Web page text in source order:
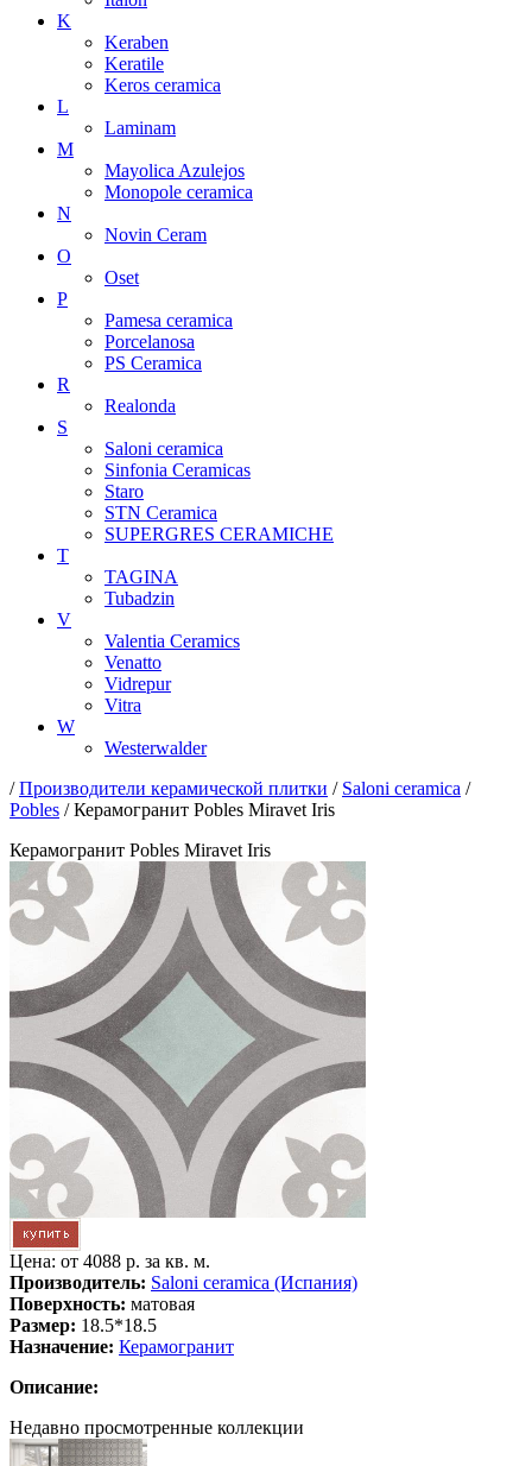
K
Keraben
Keratile
Keros ceramica
L
Laminam
M
Mayolica Azulejos
Monopole ceramica
N
Novin Ceram
O
Oset
P
Pamesa ceramica
Porcelanosa
PS Ceramica
R
Realonda
S
Saloni ceramica
Sinfonia Ceramicas
Staro
STN Ceramica
SUPERGRES CERAMICHE
T
TAGINA
Tubadzin
V
Valentia Ceramics
Venatto
Vidrepur
Vitra
W
Westerwalder
/Производители керамической плитки / Saloni ceramica /
Pobles / Керамогранит Pobles Miravet Iris
Керамогранит Pobles Miravet Iris
Цена: от 4088 р. за кв. м.
Производитель: Saloni ceramica (Испания)
Поверхность: матовая
Размер: 18.5*18.5
Назначение: Керамогранит
Описание:
Недавно просмотренные коллекции